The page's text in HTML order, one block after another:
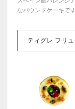
なパウンドケーキです
ティグレ フリ